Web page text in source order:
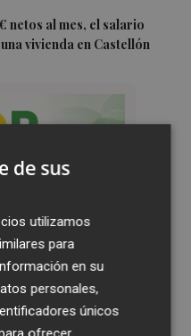
netos al mes, el salario
vivienda en Castellón
de sus
utilizamos
para
en su
personales,
únicos